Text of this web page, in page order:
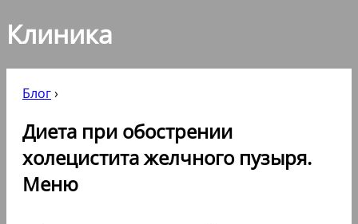
Клиника
Блог›
Диета при обострении
холецистита желчного пузыря.
Меню